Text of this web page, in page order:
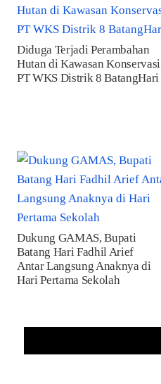
Diduga Terjadi Perambahan
Hutan di Kawasan Konservasi
PT WKS Distrik 8 BatangHari
Dukung GAMAS, Bupati
Batang Hari Fadhil Arief
Antar Langsung Anaknya di
Hari Pertama Sekolah